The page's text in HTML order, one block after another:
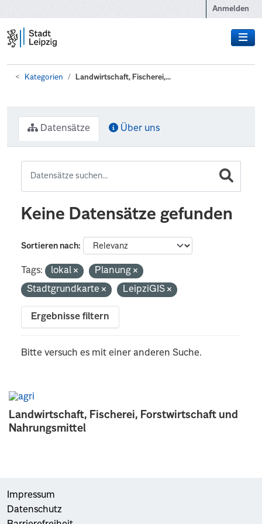
Anmelden
Kategorien Landwirtschaft, Fischerei,...
Landwirtschaft, Fischerei, Forstwirtschaft und
Nahrungsmittel
Datensätze Über uns
Keine Datensätze gefunden
Sortieren nach
Tags: lokal
Planung
Stadtgrundkarte
LeipziGIS
Ergebnisse filtern
Bitte versuch es mit einer anderen Suche.
Impressum
Datenschutz